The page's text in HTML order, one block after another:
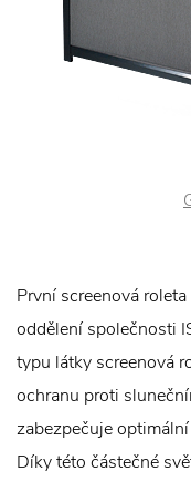
První screenová
oddělení společnosti
typu látky screenová
ochranu proti
zabezpečuje
Díky této částečné